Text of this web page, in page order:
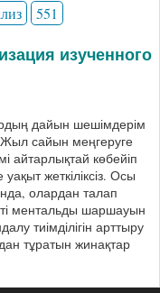
551
изученного
дайын шешімдерім
сайын меңгеруге
айтарлықтай көбейіп
жеткіліксіз. Осы
олардан талап
ментальды шаршауын
тиімділігін арттыру
тұратын жинақтар